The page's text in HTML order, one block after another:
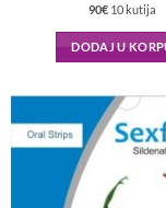
90€ 10 kutija
DODAJ U